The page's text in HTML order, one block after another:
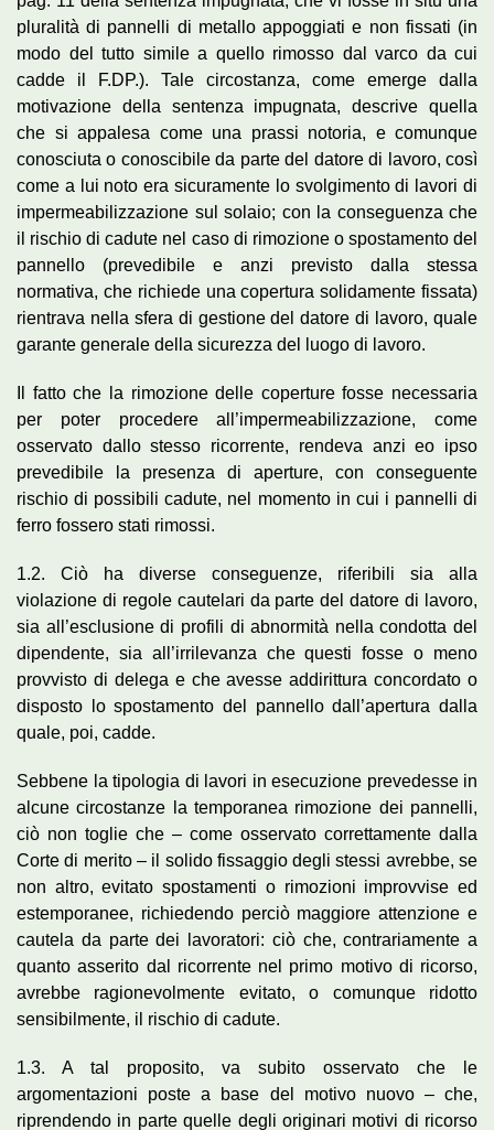
pluralità di pannelli di metallo appoggiati e non fissati (in
modo del tutto simile a quello rimosso dal varco da cui
cadde il F.DP.). Tale circostanza, come emerge dalla
motivazione della sentenza impugnata, descrive quella
che si appalesa come una prassi notoria, e comunque
conosciuta o conoscibile da parte del datore di lavoro, così
come a lui noto era sicuramente lo svolgimento di lavori di
impermeabilizzazione sul solaio; con la conseguenza che
il rischio di cadute nel caso di rimozione o spostamento del
pannello (prevedibile e anzi previsto dalla stessa
normativa, che richiede una copertura solidamente fissata)
rientrava nella sfera di gestione del datore di lavoro, quale
garante generale della sicurezza del luogo di lavoro.
Il fatto che la rimozione delle coperture fosse necessaria
per poter procedere all’impermeabilizzazione, come
osservato dallo stesso ricorrente, rendeva anzi eo ipso
prevedibile la presenza di aperture, con conseguente
rischio di possibili cadute, nel momento in cui i pannelli di
ferro fossero stati rimossi.
1.2. Ciò ha diverse conseguenze, riferibili sia alla
violazione di regole cautelari da parte del datore di lavoro,
sia all’esclusione di profili di abnormità nella condotta del
dipendente, sia all’irrilevanza che questi fosse o meno
provvisto di delega e che avesse addirittura concordato o
disposto lo spostamento del pannello dall’apertura dalla
quale, poi, cadde.
Sebbene la tipologia di lavori in esecuzione prevedesse in
alcune circostanze la temporanea rimozione dei pannelli,
ciò non toglie che – come osservato correttamente dalla
Corte di merito – il solido fissaggio degli stessi avrebbe, se
non altro, evitato spostamenti o rimozioni improvvise ed
estemporanee, richiedendo perciò maggiore attenzione e
cautela da parte dei lavoratori: ciò che, contrariamente a
quanto asserito dal ricorrente nel primo motivo di ricorso,
avrebbe ragionevolmente evitato, o comunque ridotto
sensibilmente, il rischio di cadute.
1.3. A tal proposito, va subito osservato che le
argomentazioni poste a base del motivo nuovo – che,
riprendendo in parte quelle degli originari motivi di ricorso